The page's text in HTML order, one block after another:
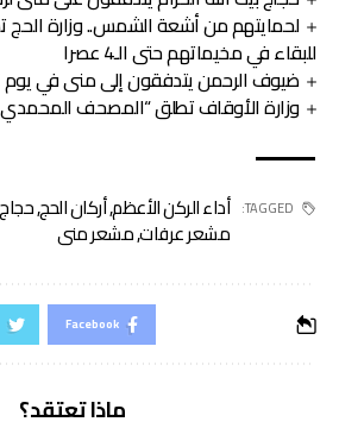
لحمايتهم من أشعة الشمس.. وزارة
للبقاء في مخيماتهم حتى الـ4 عصرا
ضيوف الرحمن يتدفقون إلى منى في يوم
وزارة الأوقاف تطلق “المصحف
TAGGED: أداء الركن الأعظم,أركان الحج,
مشعر عرفات,مشعر منى
Facebook
ماذا تعتقد؟